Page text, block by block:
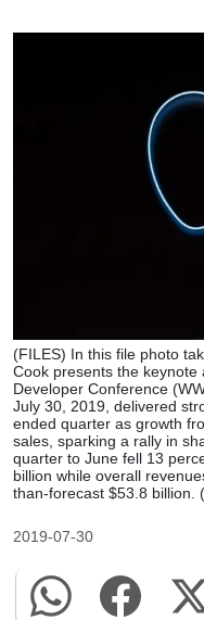
(FILES) In this file photo
Cook presents the keynote
Developer Conference
July 30, 2019, delivered
ended quarter as growth
sales, sparking a rally in
quarter to June fell 13
billion while overall
than-forecast $53.8 billion.
2019-07-30